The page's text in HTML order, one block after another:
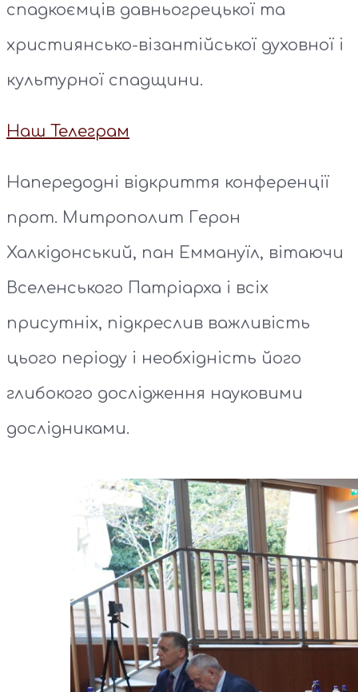
спадкоємців давньогрецької та
християнсько-візантійської духовної і
культурної спадщини.
Наш Телеграм
Напередодні відкриття конференції
прот. Митрополит Герон
Халкідонський, пан Еммануїл, вітаючи
Вселенського Патріарха і всіх
присутніх, підкреслив важливість
цього періоду і необхідність його
глибокого дослідження науковими
дослідниками.